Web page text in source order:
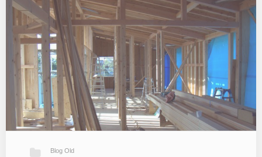
天気も続いて非常にいい気候になりましたね。少し暑いくらいです
ね。 T邸は工事は順調に進んでいます。 続きを読む » 外装は少々遅
れ気味ですが下地工事がほぼ完了してこれから仕上げの工事に入り
ま…
Blog Old